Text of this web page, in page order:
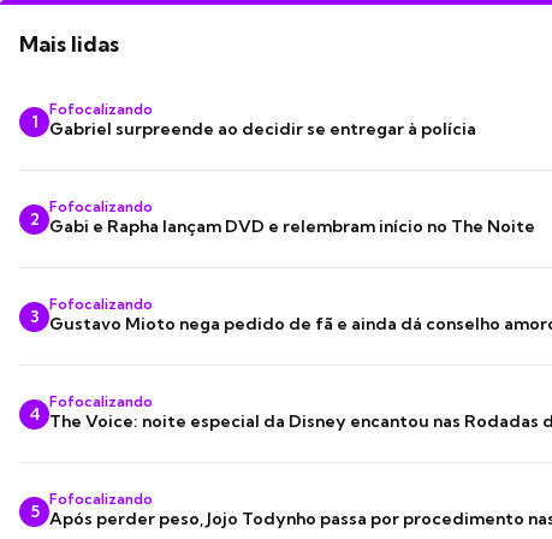
Mais lidas
1
Fofocalizando
Gabriel surpreende ao decidir se entregar à polícia
2
Fofocalizando
Gabi e Rapha lançam DVD e relembram início no The Noite
3
Fofocalizando
Gustavo Mioto nega pedido de fã e ainda dá conselho
4
Fofocalizando
The Voice: noite especial da Disney encantou nas Rodadas
5
Fofocalizando
Após perder peso, Jojo Todynho passa por procedimento